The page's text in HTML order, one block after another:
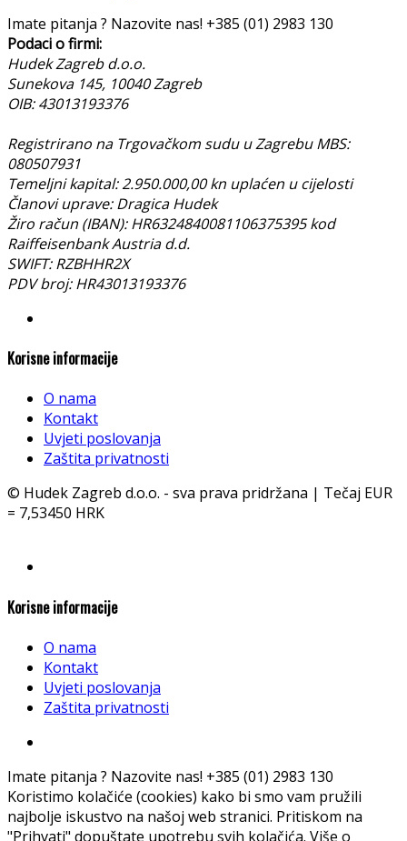
Imate pitanja ? Nazovite nas! +385 (01) 2983 130
Podaci o firmi:
Hudek Zagreb d.o.o.
Sunekova 145, 10040 Zagreb
OIB: 43013193376
Registrirano na Trgovačkom sudu u Zagrebu MBS:
080507931
Temeljni kapital: 2.950.000,00 kn uplaćen u cijelosti
Članovi uprave: Dragica Hudek
Žiro račun (IBAN): HR6324840081106375395 kod
Raiffeisenbank Austria d.d.
SWIFT: RZBHHR2X
PDV broj: HR43013193376
Korisne informacije
O nama
Kontakt
Uvjeti poslovanja
Zaštita privatnosti
© Hudek Zagreb d.o.o. - sva prava pridržana | Tečaj EUR
= 7,53450 HRK
Korisne informacije
O nama
Kontakt
Uvjeti poslovanja
Zaštita privatnosti
Imate pitanja ? Nazovite nas! +385 (01) 2983 130
Koristimo kolačiće (cookies) kako bi smo vam pružili
najbolje iskustvo na našoj web stranici. Pritiskom na
"Prihvati" dopuštate upotrebu svih kolačića. Više o